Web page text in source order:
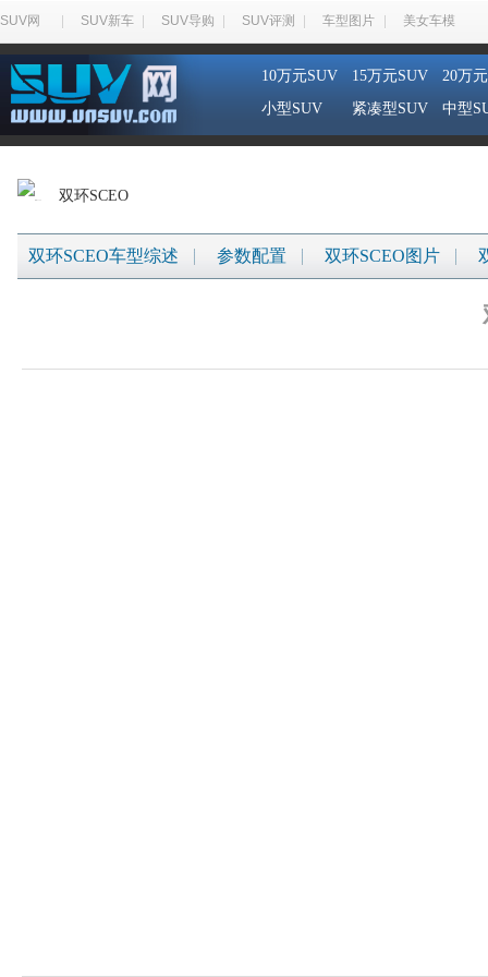
SUV网 SUV新车 SUV导购 SUV评测 车型图片 美女车模
10万元SUV 15万元SUV
20万
小型SUV
紧凑型SUV 中型
双环SCEO
双环SCEO车型综述 参数配置 双环SCEO图片